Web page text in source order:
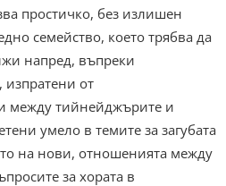
простичко, без излишен
семейство, което трябва да
напред, въпреки
изпратени от
между тийнейджърите и
умело в темите за загубата
на нови, отношенията между
за хората в